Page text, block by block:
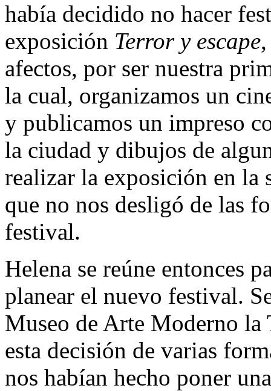
había decidido no hacer
exposición Terror y escape
afectos, por ser nuestra
la cual, organizamos un
y publicamos un impreso
la ciudad y dibujos de
realizar la exposición en la
que no nos desligó de las
festival.
Helena se reúne entonces
planear el nuevo festival.
Museo de Arte Moderno la
esta decisión de varias
nos habían hecho poner